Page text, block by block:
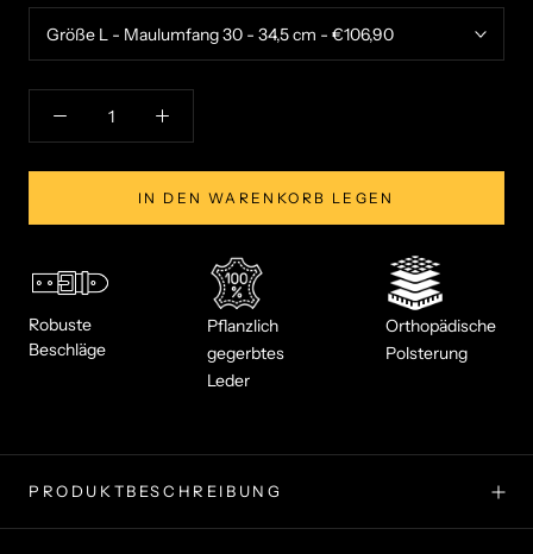
IN DEN WARENKORB LEGEN
Robuste
Beschläge
Pflanzlich
gegerbtes
Leder
Orthopädische
Polsterung
PRODUKTBESCHREIBUNG